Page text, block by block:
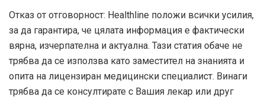
Отказ от отговорност: Healthline положи всички усилия,
за да гарантира, че цялата информация е фактически
вярна, изчерпателна и актуална. Тази статия обаче не
трябва да се използва като заместител на знанията и
опита на лицензиран медицински специалист. Винаги
трябва да се консултирате с Вашия лекар или друг